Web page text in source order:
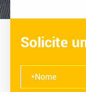
Solicite